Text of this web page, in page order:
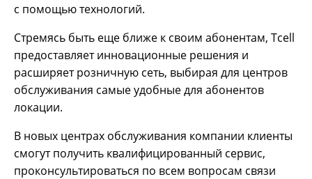
с помощью технологий.
Стремясь быть еще ближе к своим абонентам, Tcell
предоставляет инновационные решения и
расширяет розничную сеть, выбирая для центров
обслуживания самые удобные для абонентов
локации.
В новых центрах обслуживания компании клиенты
смогут получить квалифицированный сервис,
проконсультироваться по всем вопросам связи